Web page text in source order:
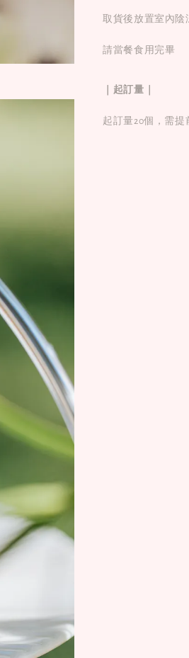
取貨後放置室內陰
請當餐食用完畢
｜起訂量｜
起訂量20個，需提